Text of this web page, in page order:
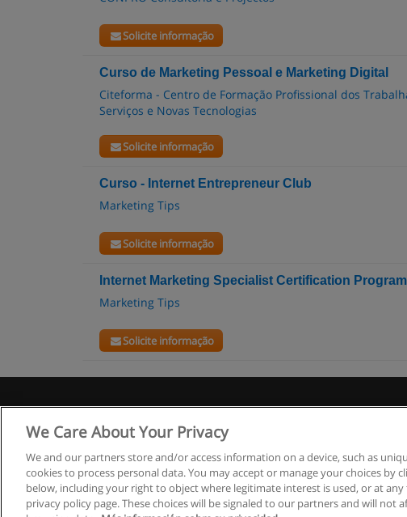
Solicite informação
Curso de Marketing Pessoal e Marketing Digital
Citeforma - Centro de Formação Profissional dos
Serviços e Novas Tecnologias
Solicite informação
Curso - Internet Entrepreneur Club
Marketing Tips
Solicite informação
Internet Marketing Specialist Certification Program
Marketing Tips
Solicite informação
We Care About Your Privacy
We and our partners store and/or access information on a device, such as
cookies to process personal data. You may accept or manage your choices by
below, including your right to object where legitimate interest is used, or at
privacy policy page. These choices will be signaled to our partners and will not